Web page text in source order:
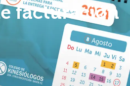
facturación